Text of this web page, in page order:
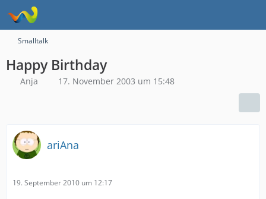
Smalltalk
Happy Birthday
Anja 17. November 2003 um 15:48
ariAna
19. September 2010 um 12:17